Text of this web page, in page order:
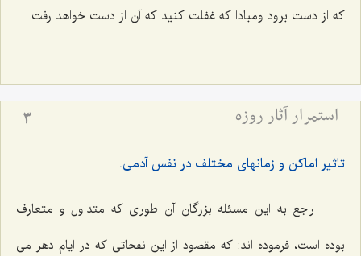
که از دست برود ومبادا که غفلت کنید که آن از دست خواهد رفت.
استمرار آثار روزه 3
تاثیر اماکن و زمانهای مختلف در نفس آدمی.
راجع به این مسئله بزرگان آن طوری که متداول و متعارف
بوده است، فرموده اند: که مقصود از این نفحاتی که در ایام دهر می